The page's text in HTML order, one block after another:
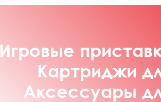
Игровые
Картриджи
Аксессуары